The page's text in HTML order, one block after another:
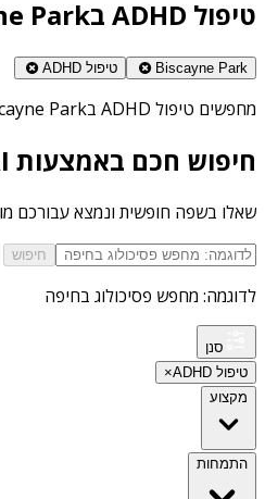
טיפול ADHD בBiscayne Park
Biscayne Park טיפול ADHD
מחפשים טיפול ADHD בBiscayne Park
חיפוש חכם באמצעות AI
שאלו בשפה חופשית ונמצא עבורכם
חיפוש
לדוגמה: מחפש פסיכולוג בחיפה
סנן
טיפול ADHD
×
מקצוע
התמחות